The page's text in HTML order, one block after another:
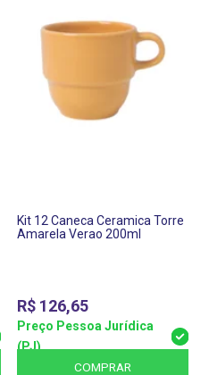
Kit 12 Caneca Ceramica Torre
Amarela Verao 200ml
R$ 126,65
Preço Pessoa Jurídica
(PJ)
COMPRAR